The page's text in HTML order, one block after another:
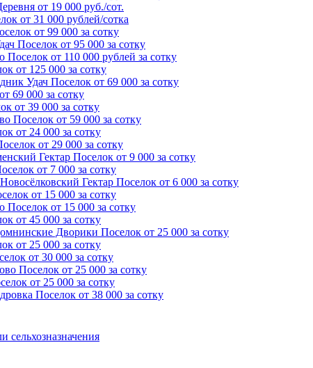
от 19 000 руб./сот.
от 31 000 рублей/сотка
от 99 000 за сотку
Поселок от 95 000 за сотку
Поселок от 110 000 рублей за сотку
от 125 000 за сотку
Удач Поселок от 69 000 за сотку
от 69 000 за сотку
от 39 000 за сотку
Поселок от 59 000 за сотку
от 24 000 за сотку
от 29 000 за сотку
Гектар Поселок от 9 000 за сотку
от 7 000 за сотку
Новосёлковский Гектар Поселок от 6 000 за сотку
от 15 000 за сотку
Поселок от 15 000 за сотку
от 45 000 за сотку
Дворики Поселок от 25 000 за сотку
от 25 000 за сотку
от 30 000 за сотку
Поселок от 25 000 за сотку
от 25 000 за сотку
Поселок от 38 000 за сотку
сельхозназначения